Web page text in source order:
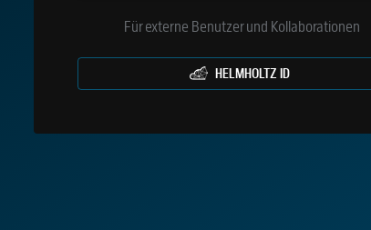
Für externe Benutzer und Kollaborationen
HELMHOLTZ ID